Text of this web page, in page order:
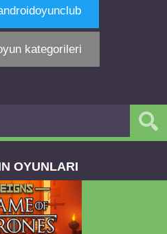
kategorileri
OYUNLARI